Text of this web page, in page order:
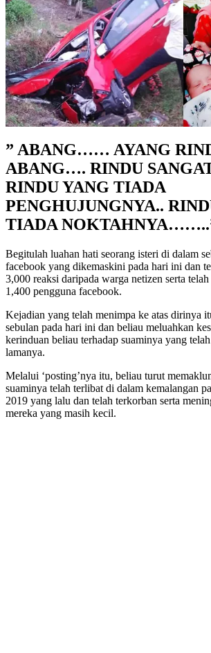
” ABANG…… AYANG
ABANG…. RINDU
RINDU YANG TIADA
PENGHUJUNGNYA..
TIADA
Begitulah luahan hati seorang isteri di dalam
facebook yang dikemaskini pada hari ini dan
3,000 reaksi daripada warga netizen serta
1,400 pengguna facebook.
Kejadian yang telah menimpa ke atas dirinya
sebulan pada hari ini dan beliau meluahkan
kerinduan beliau terhadap suaminya yang
lamanya.
Melalui ‘posting’nya itu, beliau turut
suaminya telah terlibat di dalam kemalangan
2019 yang lalu dan telah terkorban serta
mereka yang masih kecil.